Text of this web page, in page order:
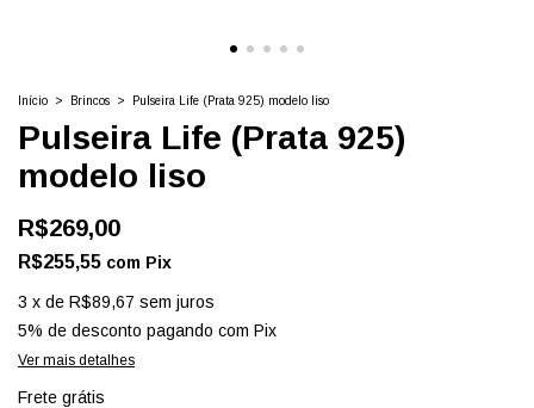
Início > Brincos > Pulseira Life (Prata 925) modelo liso
Pulseira Life (Prata 925)
modelo liso
R$269,00
R$255,55 com Pix
3 x de R$89,67 sem juros
5% de desconto pagando com Pix
Ver mais detalhes
Frete grátis